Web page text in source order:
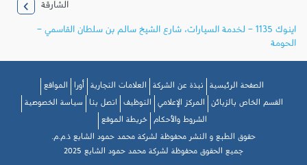
الشارقة
اينوك 1135 - لخدمة السيارات، شارع الشيخ سالم بن سلطان القاسمي -
الحومة
الصفحة الرئيسية نبذة عن الشركة العلامات التجارية أورا
المواقع
القسم الخاص بالزبائن المركز الإعلامي التوظيف اتصل بنا
سياسة الخصوصية
الشروط والأحكام خريطة الموقع
حقوق الطبع و النشر محفوظة لشركة محمد حمود الشايع ذ.م.م.
جميع الحقوق محفوظة لشركة محمد حمود الشايع 2025